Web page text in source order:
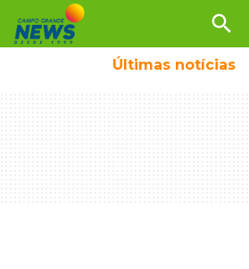
search
Últimas notícias